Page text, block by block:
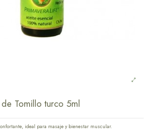
Tomillo turco 5ml
ideal para masaje y bienestar muscular.